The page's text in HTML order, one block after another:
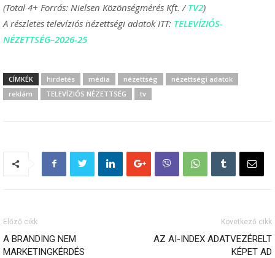
(Total 4+ Forrás: Nielsen Közönségmérés Kft. /TV2)
A részletes televíziós nézettségi adatok ITT: TELEVÍZIÓS-
NÉZETTSÉG–2026-25
CÍMKÉK hirdetés média nézettség
nézettségi adatok
reklám
TELEVÍZIÓS NÉZETTSÉG tv
Előző cikk
A BRANDING NEM
MARKETINGKÉRDÉS
Következő cikk
AZ AI-INDEX ADATVEZÉRELT
KÉPET AD